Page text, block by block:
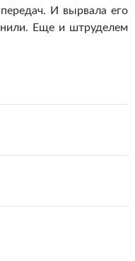
И вырвала его
Еще и штруделем